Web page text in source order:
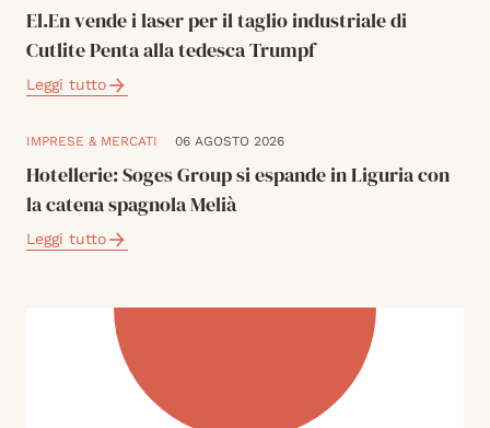
El.En vende i laser per il taglio industriale di
Cutlite Penta alla tedesca Trumpf
Leggi tutto
IMPRESE & MERCATI 06 AGOSTO 2026
Hotellerie: Soges Group si espande in Liguria con
la catena spagnola Melià
Leggi tutto